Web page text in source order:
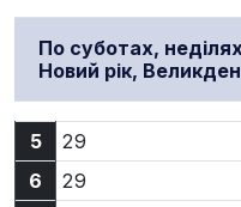
По суботах,
Новий рік,
5 29
6
29